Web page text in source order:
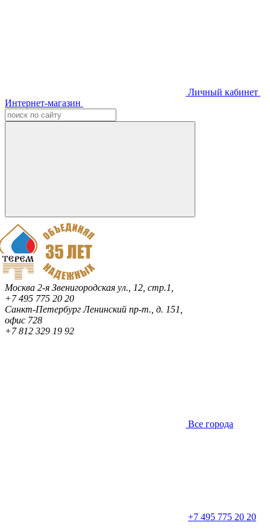
Личный кабинет
Интернет-магазин
Москва 2-я Звенигородская ул., 12, стр.1,
+7 495 775 20 20
Санкт-ПетербургЛенинский пр-т., д. 151,
офис 728
+7 812 329 19 92
Все города
+7 495 775 20 20